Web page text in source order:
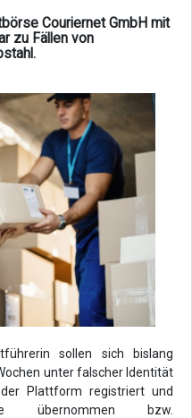
Couriernet GmbH mit
zu Fällen von
sollen sich bislang
unter falscher Identität
Plattform registriert und
übernommen bzw.